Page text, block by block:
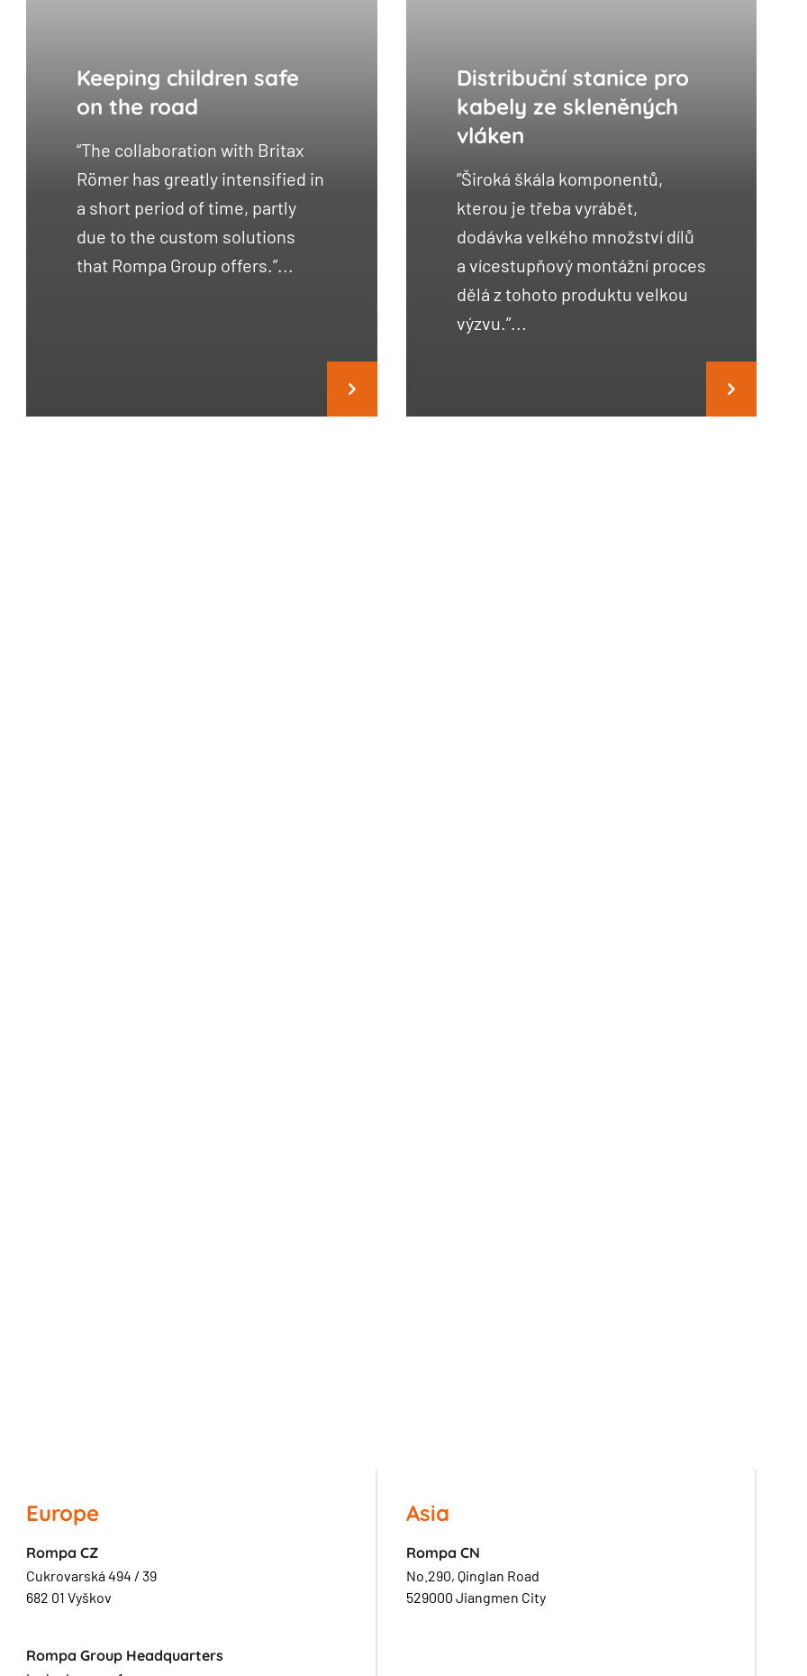
Keeping children safe
on the road
“The collaboration with Britax
Römer has greatly intensified in
a short period of time, partly
due to the custom solutions
that Rompa Group offers.”...
Distribuční stanice pro
kabely ze skleněných
vláken
”Široká škála komponentů,
kterou je třeba vyrábět,
dodávka velkého množství dílů
a vícestupňový montážní proces
dělá z tohoto produktu velkou
výzvu.”...
Europe
Rompa CZ
Cukrovarská 494 / 39
682 01 Vyškov
Rompa Group Headquarters
Asia
Rompa CN
No.290, Qinglan Road
529000 Jiangmen City